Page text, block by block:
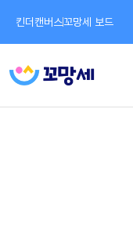
킨더캔버스꼬망세 보드